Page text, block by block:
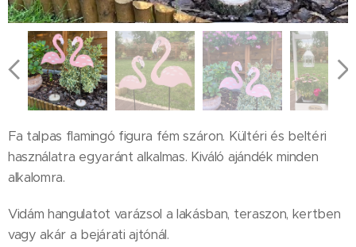
Fa talpas flamingó figura fém száron. Kültéri és beltéri
használatra egyaránt alkalmas. Kiváló ajándék minden
alkalomra.
Vidám hangulatot varázsol a lakásban, teraszon, kertben
vagy akár a bejárati ajtónál.